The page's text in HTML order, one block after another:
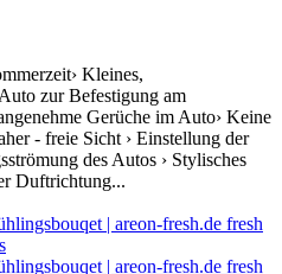
Kleines,
zur Befestigung am
Gerüche im Auto› Keine
- freie Sicht › Einstellung der
des Autos › Stylisches
Duftrichtung...